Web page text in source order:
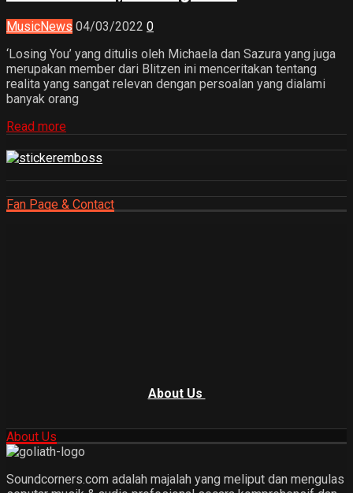
MusicNews 04/03/2022 0
‘Losing You’ yang ditulis oleh Michaela dan Sazura yang juga
merupakan member dari Blitzen ini menceritakan tentang
realita yang sangat relevan dengan persoalan yang dialami
banyak orang
Read more
Fan Page & Contact
About Us
About Us
Soundcorners.com adalah majalah yang meliput dan mengulas